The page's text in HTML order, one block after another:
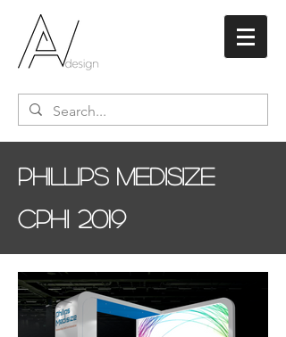
Phillips Medisize
CPHI 2019